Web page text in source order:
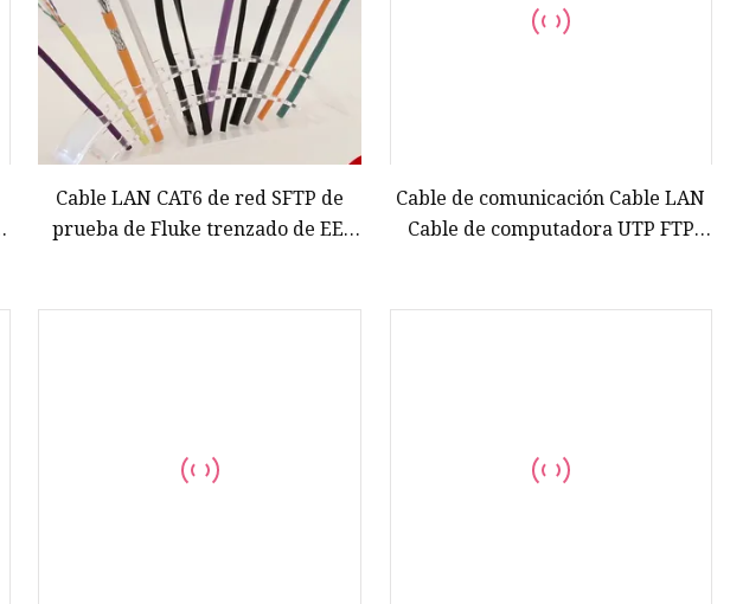
Cable LAN CAT6 de red SFTP de
prueba de Fluke trenzado de EE.
Cable de comunicación Cable LAN
Cable de computadora UTP FTP